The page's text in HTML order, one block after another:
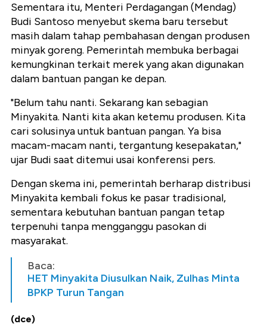
Sementara itu, Menteri Perdagangan (Mendag)
Budi Santoso menyebut skema baru tersebut
masih dalam tahap pembahasan dengan produsen
minyak goreng. Pemerintah membuka berbagai
kemungkinan terkait merek yang akan digunakan
dalam bantuan pangan ke depan.
"Belum tahu nanti. Sekarang kan sebagian
Minyakita. Nanti kita akan ketemu produsen. Kita
cari solusinya untuk bantuan pangan. Ya bisa
macam-macam nanti, tergantung kesepakatan,"
ujar Budi saat ditemui usai konferensi pers.
Dengan skema ini, pemerintah berharap distribusi
Minyakita kembali fokus ke pasar tradisional,
sementara kebutuhan bantuan pangan tetap
terpenuhi tanpa mengganggu pasokan di
masyarakat.
Baca:
HET Minyakita Diusulkan Naik, Zulhas Minta
BPKP Turun Tangan
(dce)